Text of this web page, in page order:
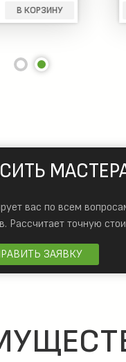
вас по всем
Рассчитает точную
ЗАЯВКУ